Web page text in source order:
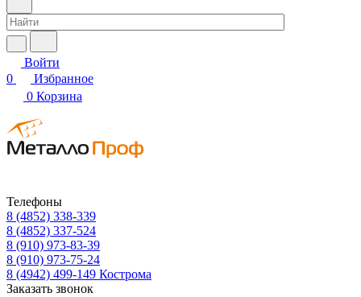
Войти
0
Избранное
0 Корзина
Телефоны
8 (4852) 338-339
8 (4852) 337-524
8 (910) 973-83-39
8 (910) 973-75-24
8 (4942) 499-149 Кострома
Заказать звонок